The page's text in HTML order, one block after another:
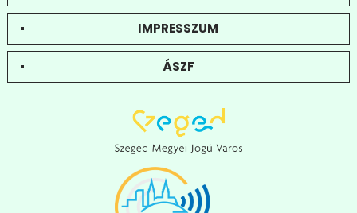
IMPRESSZUM
ÁSZF